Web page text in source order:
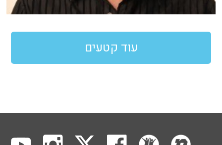
עוד קטעים